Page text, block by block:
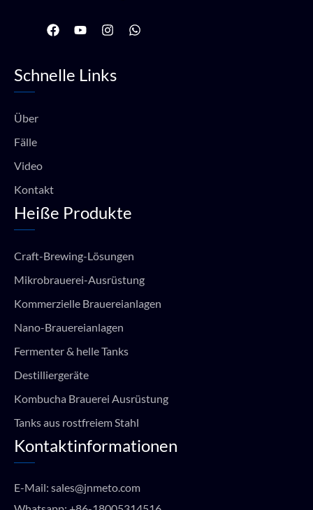
F
a
b
o
Y
o
u
b
I
n
a
g
W
h
Schnelle Links
Über
Fälle
Video
Kontakt
Heiße Produkte
Craft-Brewing-Lösungen
Mikrobrauerei-Ausrüstung
Kommerzielle Brauereianlagen
Nano-Brauereianlagen
Fermenter & helle Tanks
Destilliergeräte
Kombucha Brauerei Ausrüstung
Tanks aus rostfreiem Stahl
Kontaktinformationen
E-Mail: sales@jnmeto.com